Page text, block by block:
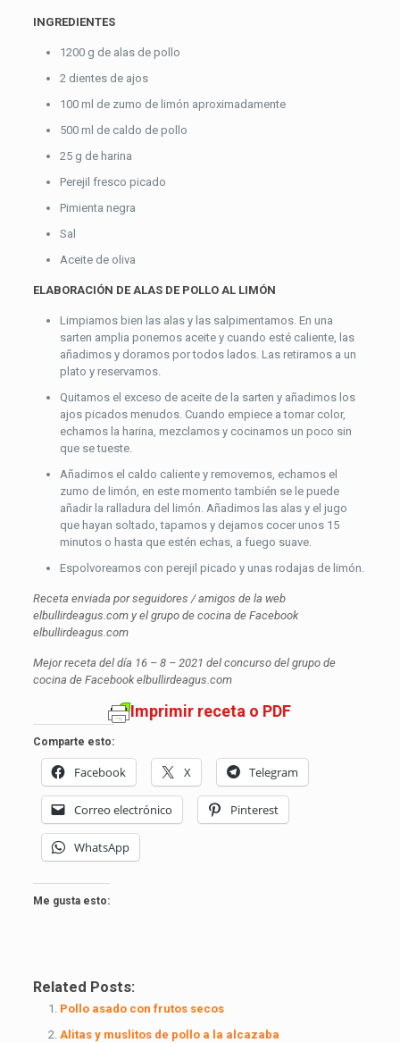
INGREDIENTES
1200 g de alas de pollo
2 dientes de ajos
100 ml de zumo de limón aproximadamente
500 ml de caldo de pollo
25 g de harina
Perejil fresco picado
Pimienta negra
Sal
Aceite de oliva
ELABORACIÓN DE ALAS DE POLLO AL LIMÓN
Limpiamos bien las alas y las salpimentamos. En una
sarten amplia ponemos aceite y cuando esté caliente, las
añadimos y doramos por todos lados. Las retiramos a un
plato y reservamos.
Quitamos el exceso de aceite de la sarten y añadimos los
ajos picados menudos. Cuando empiece a tomar color,
echamos la harina, mezclamos y cocinamos un poco sin
que se tueste.
Añadimos el caldo caliente y removemos, echamos el
zumo de limón, en este momento también se le puede
añadir la ralladura del limón. Añadimos las alas y el jugo
que hayan soltado, tapamos y dejamos cocer unos 15
minutos o hasta que estén echas, a fuego suave.
Espolvoreamos con perejil picado y unas rodajas de limón.
Receta enviada por seguidores / amigos de la web
elbullirdeagus.com y el grupo de cocina de Facebook
elbullirdeagus.com
Mejor receta del día 16 – 8 – 2021 del concurso del grupo de
cocina de Facebook elbullirdeagus.com
Imprimir receta o PDF
Comparte esto:
Facebook X Telegram
Correo electrónico Pinterest
WhatsApp
Me gusta esto:
Related Posts:
Pollo asado con frutos secos
Alitas y muslitos de pollo a la alcazaba